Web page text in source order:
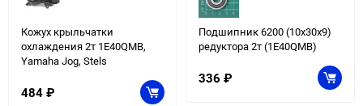
Кожух крыльчатки
охлаждения 2т 1E40QMB,
Yamaha Jog, Stels
484 ₽
Подшипник 6200 (10x30x9)
редуктора 2т (1E40QMB)
336 ₽